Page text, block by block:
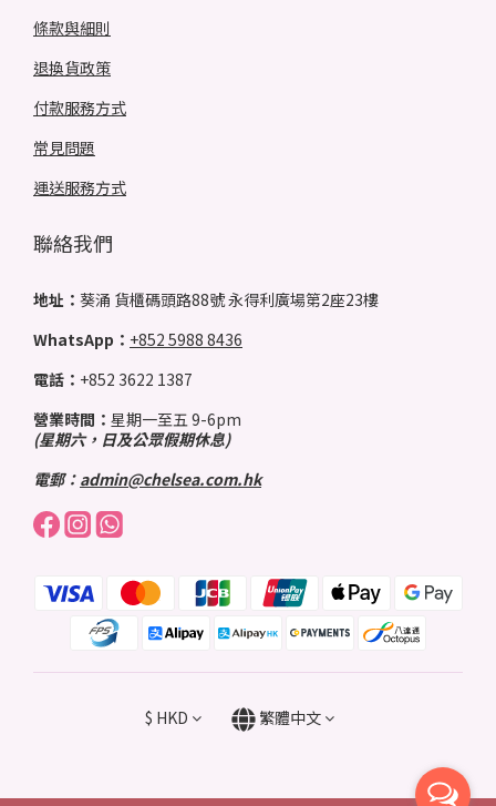
條款與細則
退換貨政策
付款服務方式
常見問題
運送服務方式
聯絡我們
地址： 葵涌 貨櫃碼頭路88號 永得利廣場第2座23樓
WhatsApp： +852 5988 8436
電話： +852 3622 1387
營業時間： 星期一至五 9-6pm
(星期六，日及公眾假期休息)
電郵： admin@chelsea.com.hk
$ HKD 繁體中文